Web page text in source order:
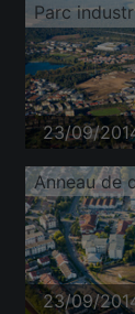
Parc
23/09/
Anneau de
23/09/